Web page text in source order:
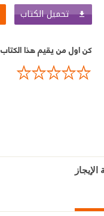
تحميل الكتاب
كن اول من يقيم هذا الكتاب